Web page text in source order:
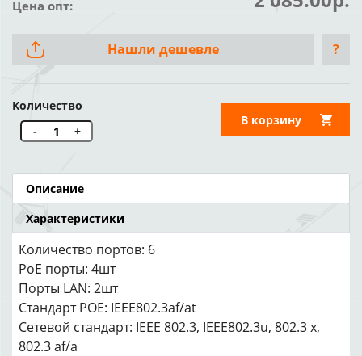
Цена опт:
Нашли дешевле ?
Количество
-
+
В корзину
Описание
Характеристики
Количество портов: 6
PoE порты: 4шт
Порты LAN: 2шт
Стандарт POE: IEEE802.3af/at
Сетевой стандарт: IEEE 802.3, IEEE802.3u, 802.3 x,
802.3 af/a